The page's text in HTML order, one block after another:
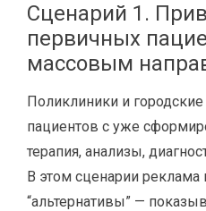
Сценарий 1.
первичных
массовым
Поликлиники и
пациентов с уже
терапия, анализы,
В этом сценарии реклама
“альтернативы” —